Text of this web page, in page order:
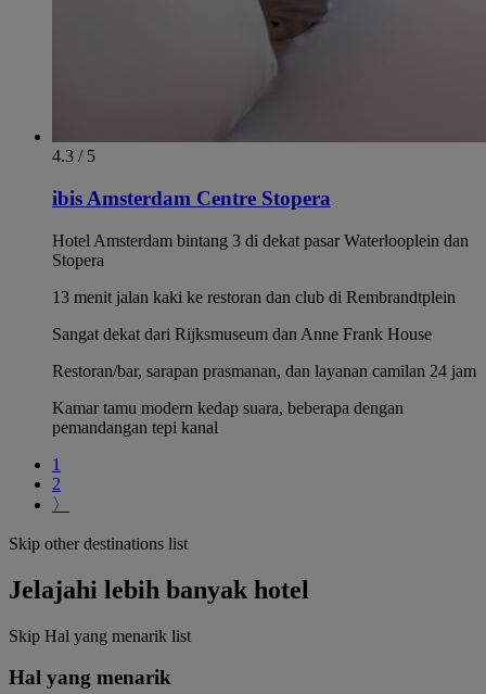
4.3 / 5
ibis Amsterdam Centre Stopera
Hotel Amsterdam bintang 3 di dekat pasar Waterlooplein dan
Stopera
13 menit jalan kaki ke restoran dan club di Rembrandtplein
Sangat dekat dari Rijksmuseum dan Anne Frank House
Restoran/bar, sarapan prasmanan, dan layanan camilan 24 jam
Kamar tamu modern kedap suara, beberapa dengan
pemandangan tepi kanal
1
2
〉
Skip other destinations list
Jelajahi lebih banyak hotel
Skip Hal yang menarik list
Hal yang menarik